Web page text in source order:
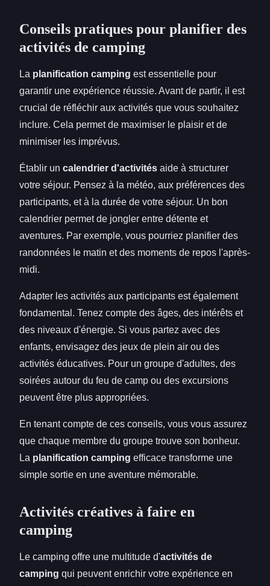
Conseils pratiques pour planifier des
activités de camping
La planification camping est essentielle pour
garantir une expérience réussie. Avant de partir, il est
crucial de réfléchir aux activités que vous souhaitez
inclure. Cela permet de maximiser le plaisir et de
minimiser les imprévus.
Établir un calendrier d'activités aide à structurer
votre séjour. Pensez à la météo, aux préférences des
participants, et à la durée de votre séjour. Un bon
calendrier permet de jongler entre détente et
aventures. Par exemple, vous pourriez planifier des
randonnées le matin et des moments de repos l'après-
midi.
Adapter les activités aux participants est également
fondamental. Tenez compte des âges, des intérêts et
des niveaux d'énergie. Si vous partez avec des
enfants, envisagez des jeux de plein air ou des
activités éducatives. Pour un groupe d'adultes, des
soirées autour du feu de camp ou des excursions
peuvent être plus appropriées.
En tenant compte de ces conseils, vous vous assurez
que chaque membre du groupe trouve son bonheur.
La planification camping efficace transforme une
simple sortie en une aventure mémorable.
Activités créatives à faire en
camping
Le camping offre une multitude d'activités de
camping qui peuvent enrichir votre expérience en